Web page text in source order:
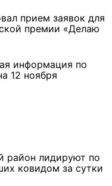
прием заявок для
премии «Делаю
информация по
12 ноября
район лидируют по
ковидом за сутки